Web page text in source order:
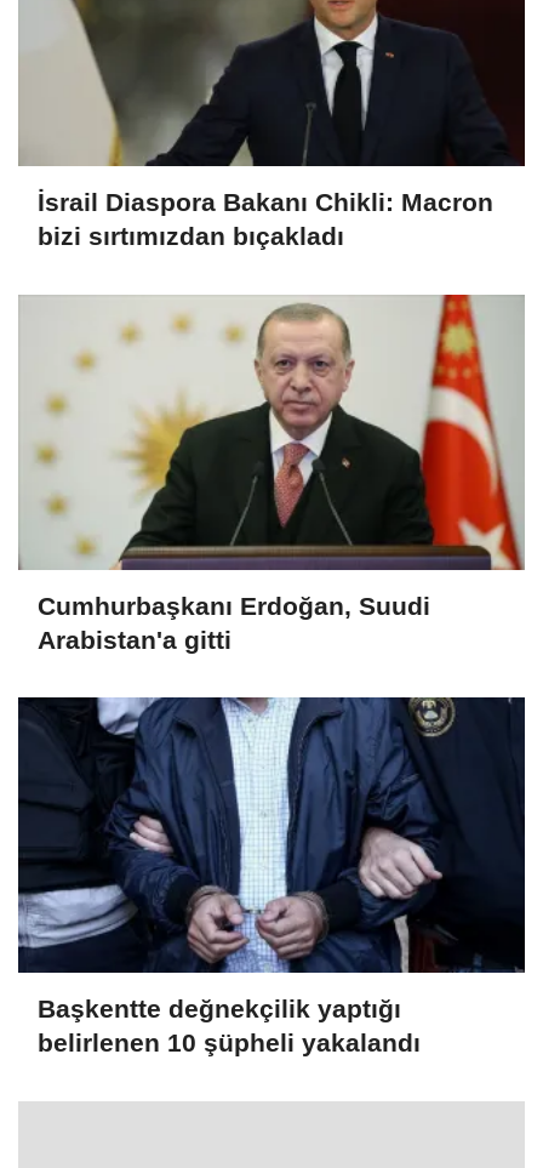
İsrail Diaspora Bakanı Chikli: Macron
bizi sırtımızdan bıçakladı
Cumhurbaşkanı Erdoğan, Suudi
Arabistan'a gitti
Başkentte değnekçilik yaptığı
belirlenen 10 şüpheli yakalandı